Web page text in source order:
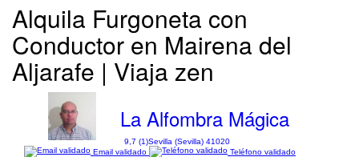
Alquila Furgoneta con
Conductor en Mairena del
Aljarafe | Viaja zen
La Alfombra Mágica
9,7 (1)Sevilla (Sevilla) 41020
Email validado
Teléfono validado